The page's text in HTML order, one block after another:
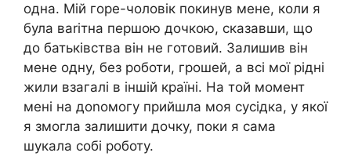
одна. Мій горе-чоловік покинув мене, коли я
була ваrітна першою дочкою, сказавши, що
до батьківства він не готовий. Залишив він
мене одну, без роботи, грошей, а всі мої рідні
жили взагалі в іншій країні. На той момент
мені на доnомогу прийшла моя сусідка, у якої
я змогла залишити дочку, поки я сама
шукала собі роботу.